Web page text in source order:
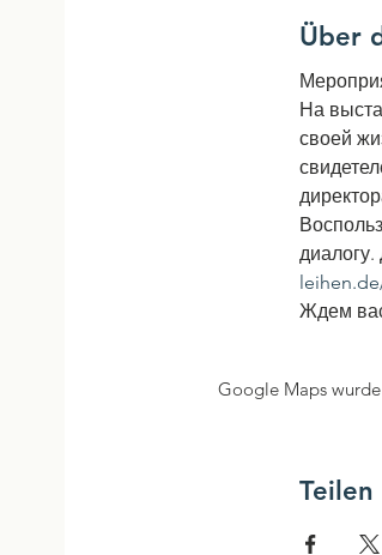
Über
На
своей
Ждем
Google Maps
Teilen